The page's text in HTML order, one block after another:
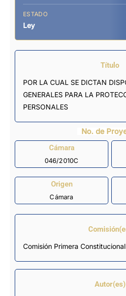
ESTADO
Ley
Título
POR LA CUAL SE DICTAN
GENERALES PARA LA
PERSONALES
No. de
Cámara
046/2010C
Origen
Cámara
Comisión Primera
Autor(es)